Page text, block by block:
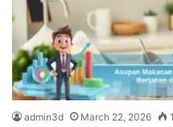
admin3d March 22, 2026